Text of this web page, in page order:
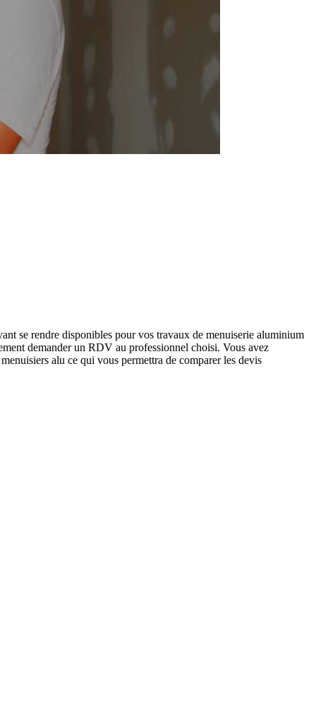
se rendre disponibles pour vos travaux de menuiserie aluminium
demander un RDV au professionnel choisi. Vous avez
alu ce qui vous permettra de comparer les devis